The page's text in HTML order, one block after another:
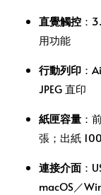
直覺觸控 ：
用功能
行動列印 ：
JPEG 直印
紙匣容量 ：
張；出紙
連接介面 ：
macOS／